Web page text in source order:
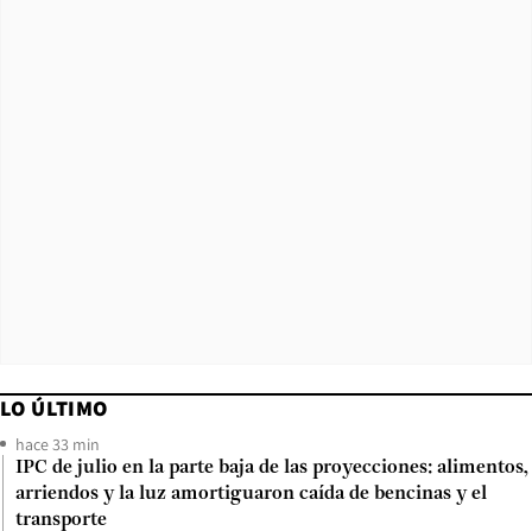
LO ÚLTIMO
hace 33 min
IPC de julio en la parte baja de las proyecciones: alimentos,
arriendos y la luz amortiguaron caída de bencinas y el
transporte